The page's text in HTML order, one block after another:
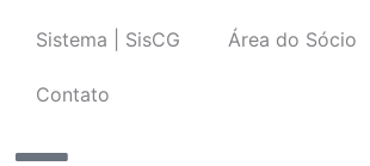
para
conteúdo
Sistema | SisCG Área do Sócio
Contato